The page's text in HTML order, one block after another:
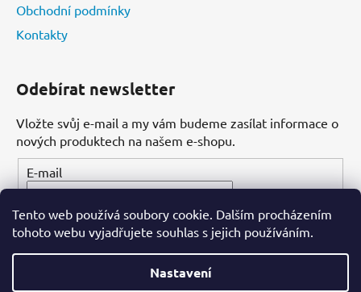
Tento web používá soubory cookie. Dalším procházením
tohoto webu vyjadřujete souhlas s jejich používáním.
Nastavení
Obchodní podmínky
Kontakty
Odebírat newsletter
Vložte svůj e-mail a my vám budeme zasílat informace o
nových produktech na našem e-shopu.
E-mail
PŘIHLÁSIT SE